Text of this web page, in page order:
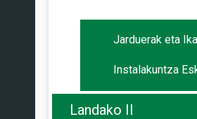
Jarduerak eta
Instalakuntza
Landako II